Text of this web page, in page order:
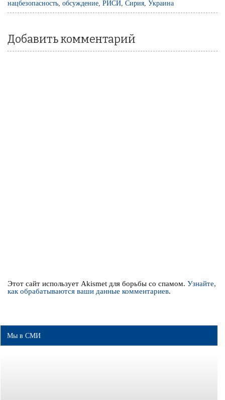
нацбезопасность ,обсуждение ,РИСИ ,Сирия ,Украина
Добавить комментарий
Этот сайт использует Akismet для борьбы со спамом.Узнайте,
как обрабатываются ваши данные комментариев.
Мы в СМИ